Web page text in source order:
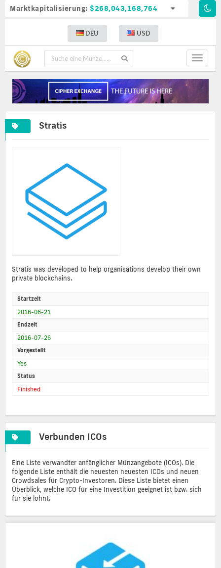
Marktkapitalisierung: $268,043,168,764
DEU USD
Toggle
Stratis
Stratis was developed to help organisations develop their own
private blockchains.
Startzeit
2016-06-21
Endzeit
2016-07-26
Vorgestellt
Yes
Status
Finished
Verbunden ICOs
Eine Liste verwandter anfänglicher Münzangebote (ICOs). Die
folgende Liste enthält die neuesten neuesten ICOs und neuen
Crowdsales für Crypto-Investoren. Diese Liste bietet einen
Überblick, welche ICO für eine Investition geeignet ist bzw. sich
für sie lohnt.